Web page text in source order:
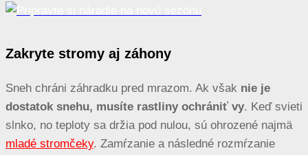
Zakryte stromy aj záhony
Sneh chráni záhradku pred mrazom. Ak však nie je
dostatok snehu, musíte rastliny ochrániť vy. Keď svieti
slnko, no teploty sa držia pod nulou, sú ohrozené najmä
mladé stromčeky. Zamŕzanie a následné rozmŕzanie